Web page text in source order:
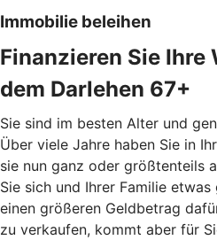
Immobilie beleihen
Finanzieren Sie Ihre
dem Darlehen 67+
Sie sind im besten Alter und
Über viele Jahre haben Sie in
sie nun ganz oder größtenteils
Sie sich und Ihrer Familie
einen größeren Geldbetrag
zu verkaufen, kommt aber für